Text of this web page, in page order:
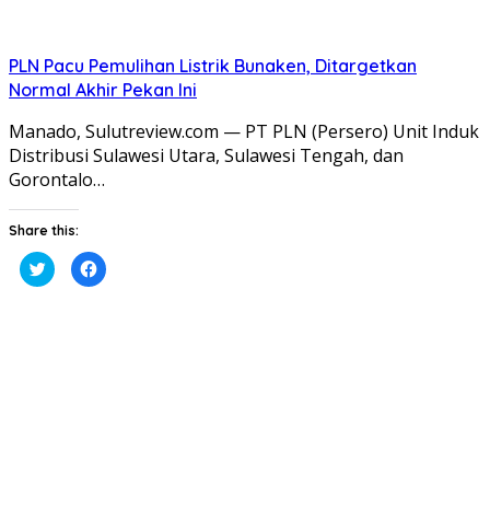
PLN Pacu Pemulihan Listrik Bunaken, Ditargetkan
Normal Akhir Pekan Ini
Manado, Sulutreview.com — PT PLN (Persero) Unit Induk
Distribusi Sulawesi Utara, Sulawesi Tengah, dan
Gorontalo…
Share this:
Klik
untuk
berbagi
Klik
untuk